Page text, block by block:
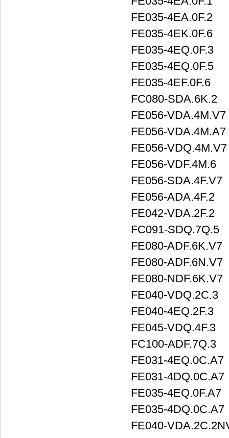
FE035-4EA.0F.2
FE035-4EK.0F.6
FE035-4EQ.0F.3
FE035-4EQ.0F.5
FE035-4EF.0F.6
FC080-SDA.6K.2
FE056-VDA.4M.V7
FE056-VDA.4M.A7
FE056-VDQ.4M.V7
FE056-VDF.4M.6
FE056-SDA.4F.V7
FE056-ADA.4F.2
FE042-VDA.2F.2
FC091-SDQ.7Q.5
FE080-ADF.6K.V7
FE080-ADF.6N.V7
FE080-NDF.6K.V7
FE040-VDQ.2C.3
FE040-4EQ.2F.3
FE045-VDQ.4F.3
FC100-ADF.7Q.3
FE031-4EQ.0C.A7
FE031-4DQ.0C.A7
FE035-4EQ.0F.A7
FE035-4DQ.0C.A7
FE040-